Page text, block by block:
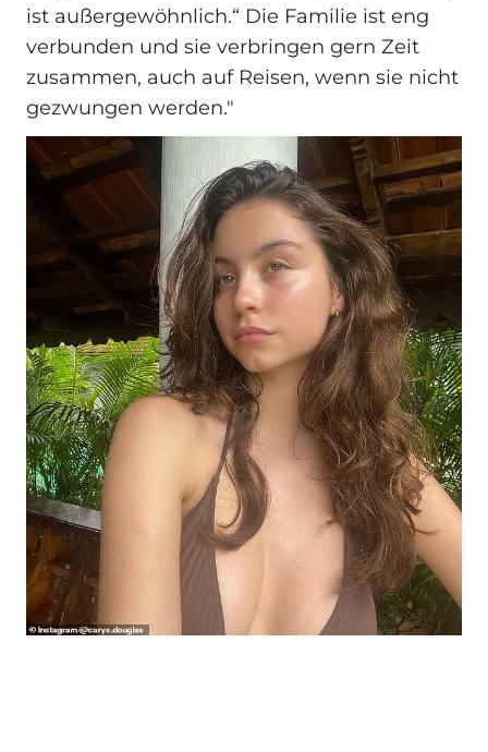
ist außergewöhnlich.“ Die Familie ist eng
verbunden und sie verbringen gern Zeit
zusammen, auch auf Reisen, wenn sie nicht
gezwungen werden."